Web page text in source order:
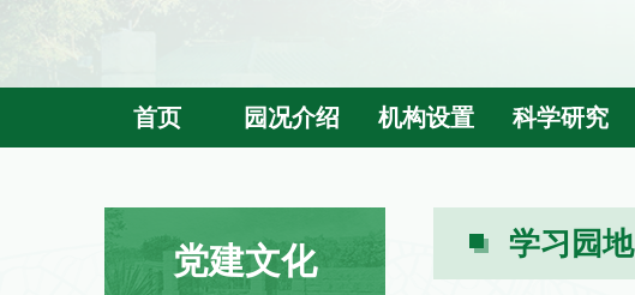
首页 园况介绍 机构设置 科学研究
党建文化 学习园地